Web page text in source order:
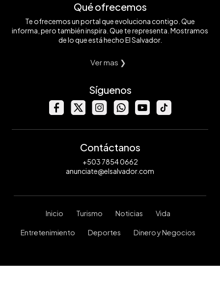
Qué ofrecemos
Te ofrecemos un portal que evoluciona contigo. Que
informa, pero también inspira. Que te representa. Mostramos
de lo que está hecho El Salvador.
Ver mas ❯
Síguenos
Contáctanos
+503 7854 0662
anunciate@elsalvador.com
Inicio Turismo Noticias Vida
Entretenimiento Deportes Dinero y Negocios